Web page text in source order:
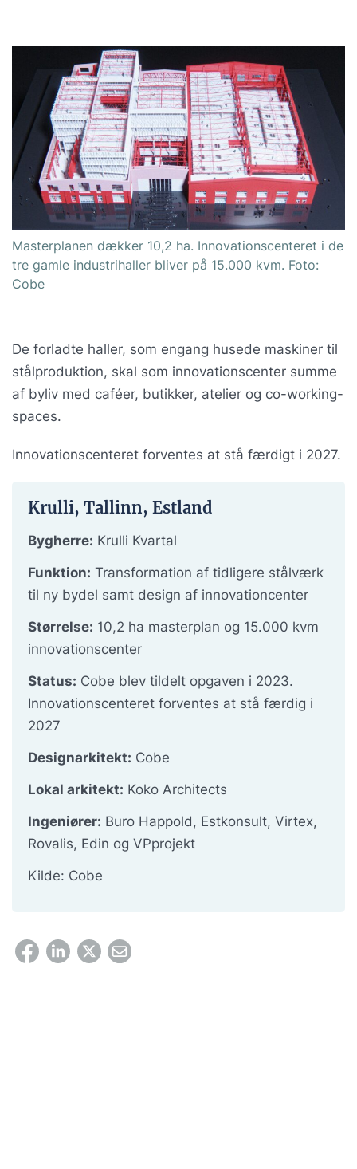
Masterplanen dækker 10,2 ha. Innovationscenteret i de
tre gamle industrihaller bliver på 15.000 kvm. Foto:
Cobe
De forladte haller, som engang husede maskiner til
stålproduktion, skal som innovationscenter summe
af byliv med caféer, butikker, atelier og co-working-
spaces.
Innovationscenteret forventes at stå færdigt i 2027.
Krulli, Tallinn, Estland
Bygherre: Krulli Kvartal
Funktion: Transformation af tidligere stålværk
til ny bydel samt design af innovationcenter
Størrelse: 10,2 ha masterplan og 15.000 kvm
innovationscenter
Status: Cobe blev tildelt opgaven i 2023.
Innovationscenteret forventes at stå færdig i
2027
Designarkitekt: Cobe
Lokal arkitekt: Koko Architects
Ingeniører: Buro Happold, Estkonsult, Virtex,
Rovalis, Edin og VPprojekt
Kilde: Cobe